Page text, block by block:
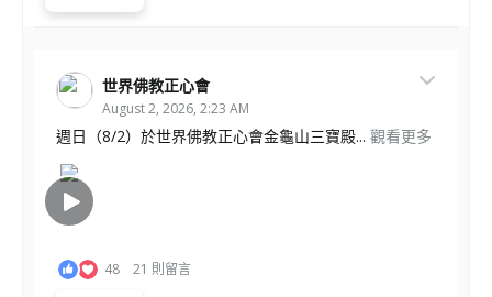
世界佛教正心會
August 2, 2026, 2:23 AM
週日（8/2）於世界佛教正心會金龜山三寶殿... 觀看更多
48 21 則留言